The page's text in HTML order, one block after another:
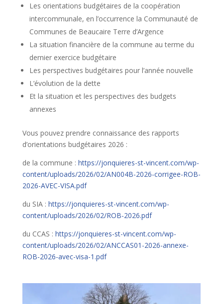
Les orientations budgétaires de la coopération
intercommunale, en l’occurrence la Communauté de
Communes de Beaucaire Terre d’Argence
La situation financière de la commune au terme du
dernier exercice budgétaire
Les perspectives budgétaires pour l’année nouvelle
L’évolution de la dette
Et la situation et les perspectives des budgets
annexes
Vous pouvez prendre connaissance des rapports
d’orientations budgétaires 2026 :
de la commune : https://jonquieres-st-vincent.com/wp-
content/uploads/2026/02/AN004B-2026-corrigee-ROB-
2026-AVEC-VISA.pdf
du SIA : https://jonquieres-st-vincent.com/wp-
content/uploads/2026/02/ROB-2026.pdf
du CCAS : https://jonquieres-st-vincent.com/wp-
content/uploads/2026/02/ANCCAS01-2026-annexe-
ROB-2026-avec-visa-1.pdf